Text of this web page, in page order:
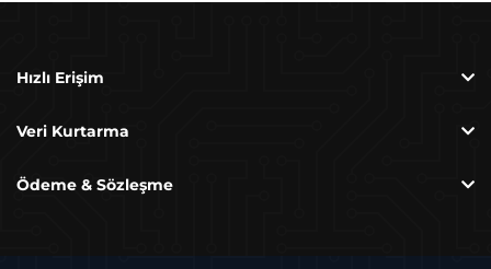
Hızlı Erişim
Veri Kurtarma
Ödeme & Sözleşme